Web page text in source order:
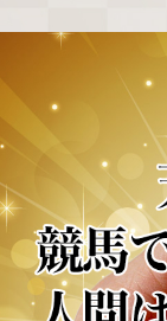
ア
で
ま
の
で、
SNS
ア